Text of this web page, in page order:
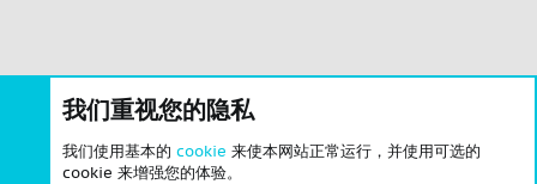
我们重视您的隐私
我们使用基本的 cookie 来使本网站正常运行，并使用可选的
cookie 来增强您的体验。